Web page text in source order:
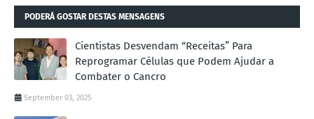
PODERÁ GOSTAR DESTAS MENSAGENS
Cientistas Desvendam “Receitas” Para
Reprogramar Células que Podem Ajudar a
Combater o Cancro
September 03, 2025